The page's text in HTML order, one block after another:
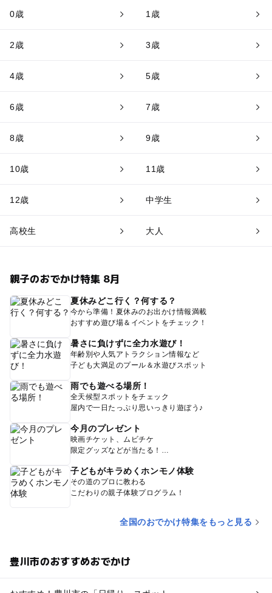
0歳 1歳
2歳 3歳
4歳 5歳
6歳 7歳
8歳 9歳
10歳 11歳
12歳 中学生
高校生 大人
親子のおでかけ特集 8月
夏休みどこ行く？何する？
今から準備！夏休みのお出かけ情報満載
おすすめ遊び場＆イベントをチェック！
暑さに負けずに全力水遊び！
年齢別や人気アトラクション情報など
子ども大満足のプール＆水遊びスポット
雨でも遊べる場所！
全天候型スポットをチェック
屋内で一日たっぷり思いっきり遊ぼう♪
今月のプレゼント
映画チケット、ムビチケ
限定グッズなどが当たる！
子どもがキラめくホンモノ体験
その道のプロに教わる
こだわりの親子体験プログラム！
全国のおでかけ特集をもっと見る
豊川市のおすすめおでかけ